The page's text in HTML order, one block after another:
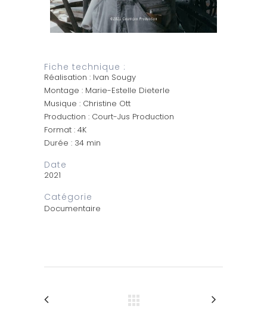
Fiche technique :
Réalisation : Ivan Sougy
Montage : Marie-Estelle Dieterle
Musique : Christine Ott
Production : Court-Jus Production
Format : 4K
Durée : 34 min
Date
2021
Catégorie
Documentaire